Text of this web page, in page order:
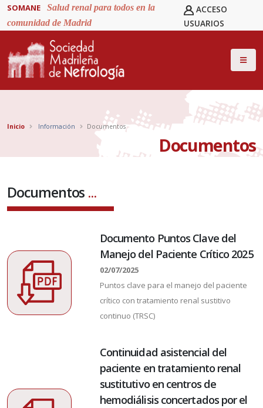
SOMANE
Salud renal para todos en la
comunidad de Madrid
ACCESO
USUARIOS
Inicio Información Documentos
Documentos
Documentos ...
Documento Puntos Clave del
Manejo del Paciente Crítico 2025
02/07/2025
Puntos clave para el manejo del paciente
crítico con tratamiento renal sustitivo
continuo (TRSC)
Continuidad asistencial del
paciente en tratamiento renal
sustitutivo en centros de
hemodiálisis concertados por el